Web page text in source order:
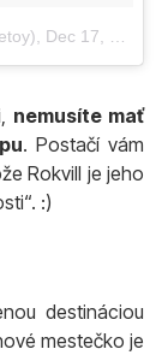
Dec 17, 2017 o 7:59 PST
nemusíte mať
. Postačí vám
Rokvill je jeho
:)
destináciou
mestečko je